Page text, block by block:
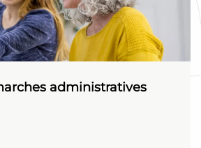
administratives